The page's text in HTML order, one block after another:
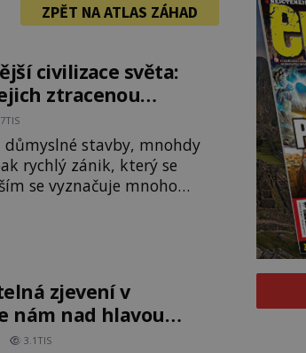
ZPĚT NA ATLAS ZÁHAD
civilizace světa:
ztracenou
stavby, mnohdy
rychlý zánik, který se
se vyznačuje mnoho
Mnohdy šlo
celá staletí nebo
nové odpovědi?
zjevení v
3.1TIS